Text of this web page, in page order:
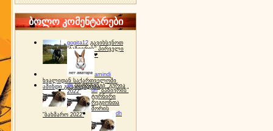
ბოლო კომენტარები
gogita12 გავიხსენოთ
"ბაზიერის" პირველი
ტურნირი ❤
amindi
ხვალიდან საქართველოში
ამინდი გაუარესდება
dh სპორტინგი "გურია
2022"
dh "ბაზიერის"
ტურნირი
რეგიონთა
შორის
"ბახმარო 2022"
dh